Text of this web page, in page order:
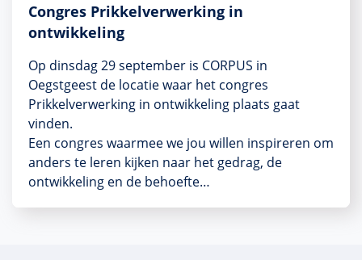
Congres Prikkelverwerking in
ontwikkeling
Op dinsdag 29 september is CORPUS in
Oegstgeest de locatie waar het congres
Prikkelverwerking in ontwikkeling plaats gaat
vinden.
Een congres waarmee we jou willen inspireren om
anders te leren kijken naar het gedrag, de
ontwikkeling en de behoefte…